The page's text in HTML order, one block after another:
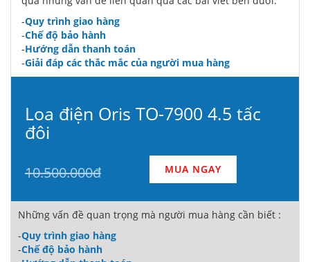
-Quy trình giao hàng
-Chế độ bảo hành
-Hướng dẫn thanh toán
-Giải đáp các thắc mắc của người mua hàng
Loa điện Oris TO-7900 4.5 tấc
đôi
10.500.000đ MUA NGAY
Những vấn đề quan trọng mà người mua hàng cần biết :
-Quy trình giao hàng
-Chế độ bảo hành